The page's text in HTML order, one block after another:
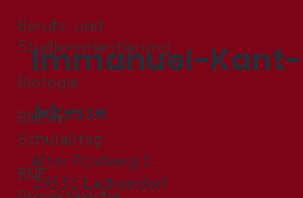
Berufs- und
Studienorientierung
Biologie
BNE im
Schulalltag
BNE
Immanuel-
Adresse
Alter Postweg 1
29331 Lachendorf